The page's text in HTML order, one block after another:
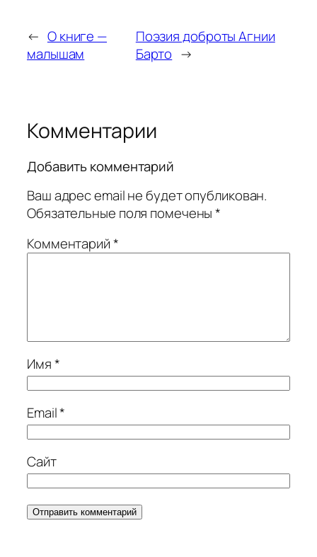
← О книге —
малышам
Поэзия доброты Агнии
Барто →
Комментарии
Добавить комментарий
Ваш адрес email не будет опубликован.
Обязательные поля помечены*
Комментарий*
Имя*
Email*
Сайт